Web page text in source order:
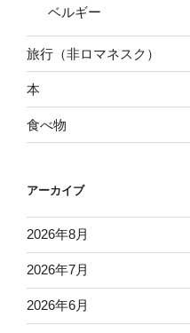
ベルギー
旅行（非ロマネスク）
本
食べ物
アーカイブ
2026年8月
2026年7月
2026年6月